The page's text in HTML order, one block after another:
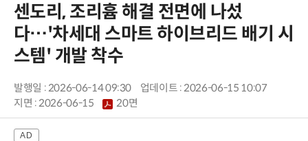
센도리, 조리흄 해결 전면에 나섰
다…'차세대 스마트 하이브리드 배기 시
스템' 개발 착수
발행일 : 2026-06-14 09:30
업데이트 : 2026-06-15 10:07
지면 :2026-06-15 20면